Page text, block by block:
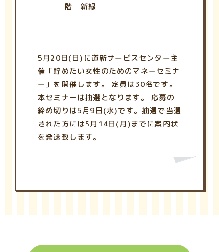
階 新緑
5月20日(日)に道新サービスセンター主
催「貯めたい女性のためのマネーセミナ
ー」を開催します。 定員は30名です。
本セミナーは抽選となります。 応募の
締め切りは5月9日(水)です。抽選で当選
された方には5月14日(月)までに案内状
を発送致します。